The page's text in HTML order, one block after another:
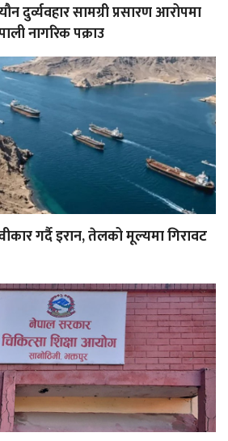
दुर्व्यवहार सामग्री प्रसारण आरोपमा
नागरिक पक्राउ
गर्दै इरान, तेलको मूल्यमा गिरावट